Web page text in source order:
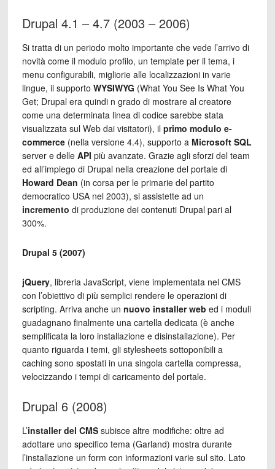
Drupal 4.1 – 4.7 (2003 – 2006)
Si tratta di un periodo molto importante che vede l’arrivo di
novità come il modulo profilo, un template per il tema, i
menu configurabili, migliorie alle localizzazioni in varie
lingue, il supporto WYSIWYG (What You See Is What You
Get; Drupal era quindi n grado di mostrare al creatore
come una determinata linea di codice sarebbe stata
visualizzata sul Web dai visitatori), il primo modulo e-
commerce (nella versione 4.4), supporto a Microsoft SQL
server e delle API più avanzate. Grazie agli sforzi del team
ed all’impiego di Drupal nella creazione del portale di
Howard Dean (in corsa per le primarie del partito
democratico USA nel 2003), si assistette ad un
incremento di produzione dei contenuti Drupal pari al
300%.
Drupal 5 (2007)
jQuery, libreria JavaScript, viene implementata nel CMS
con l’obiettivo di più semplici rendere le operazioni di
scripting. Arriva anche un nuovo installer web ed i moduli
guadagnano finalmente una cartella dedicata (è anche
semplificata la loro installazione e disinstallazione). Per
quanto riguarda i temi, gli stylesheets sottoponibili a
caching sono spostati in una singola cartella compressa,
velocizzando i tempi di caricamento del portale.
Drupal 6 (2008)
L’installer del CMSsubisce altre modifiche: oltre ad
adottare uno specifico tema (Garland) mostra durante
l’installazione un form con informazioni varie sul sito. Lato